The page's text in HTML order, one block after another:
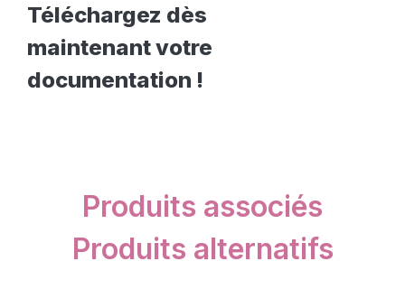
Téléchargez dès
maintenant votre
documentation !
Produits associés
Produits alternatifs